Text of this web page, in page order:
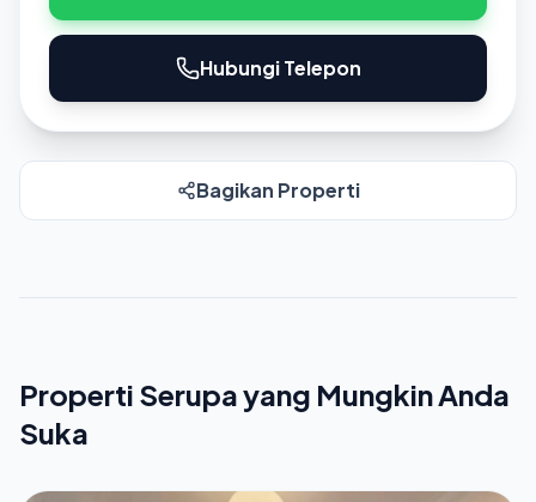
Hubungi Telepon
Bagikan Properti
Properti Serupa yang Mungkin Anda
Suka